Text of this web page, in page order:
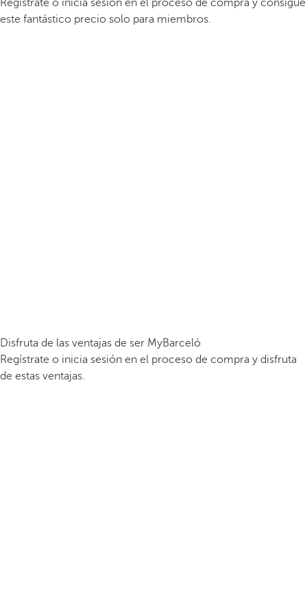
Registrate o inicia sesión en el proceso de compra y consigue
este fantástico precio solo para miembros.
Disfruta de las ventajas de ser MyBarceló
Regístrate o inicia sesión en el proceso de compra y disfruta
de estas ventajas.